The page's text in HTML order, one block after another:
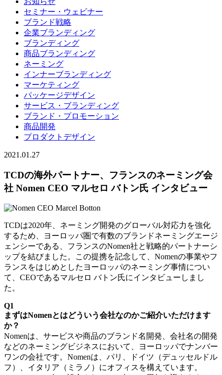
セミナー・ウェビナー
ブランド戦略
企業ブランディング
ブランディング
商品ブランディング
ネーミング
インナーブランディング
マーケティング
パッケージデザイン
サービス・ブランディング
ブランド・プロモーション
商品開発
プロダクトデザイン
2021.01.27
TCDの海外パートナー、フランスのネーミング会
社 Nomen CEO マルセロ バトン氏 インタビュー
TCDは2020年、ネーミング開発のグローバル対応力を強化
するため、ヨーロッパ圏で有数のブランドネーミングエージ
ェンシーである、フランスのNomen社と戦略的パートナーシ
ップを結びました。この提携を記念して、Nomenの事業やフ
ランスをはじめとしたヨーロッパのネーミング事情につい
て、CEOであるマルセロ バトン氏にインタビューしまし
た。
Q1
まずはNomenとはどういう会社なのかご紹介いただけます
か？
Nomenは、サービスや商品のブランド名開発、会社名の開発
などのネーミングビジネスにおいて、ヨーロッパでナンバー
ワンの会社です。Nomenは、パリ、ドイツ（デュッセルドル
フ）、イタリア（ミラノ）にオフィスを構えています。